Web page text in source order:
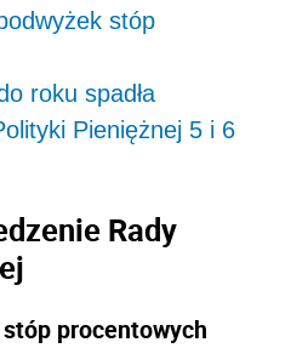
stóp
roku spadła
Pieniężnej 5 i 6
Rady
procentowych